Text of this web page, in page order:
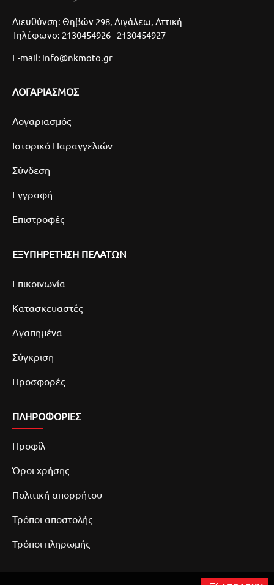
Διευθύνση: Θηβών 298, Αιγάλεω, Αττική
Τηλέφωνο: 2130454926 - 2130454927
E-mail: info@nkmoto.gr
ΛΟΓΑΡΙΑΣΜΌΣ
Λογαριασμός
Ιστορικό Παραγγελιών
Σύνδεση
Εγγραφή
Επιστροφές
ΕΞΥΠΗΡΕΤΗΣΗ ΠΕΛΑΤΩΝ
Επικοινωνία
Κατασκευαστές
Αγαπημένα
Σύγκριση
Προσφορές
ΠΛΗΡΟΦΟΡΙΕΣ
Προφίλ
Όροι χρήσης
Πολιτική απορρήτου
Τρόποι αποστολής
Τρόποι πληρωμής